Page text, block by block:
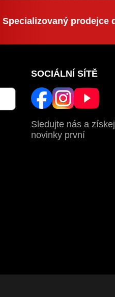
Specializovaný prodejce
SOCIÁLNÍ SÍTĚ
Sledujte nás a
novinky první